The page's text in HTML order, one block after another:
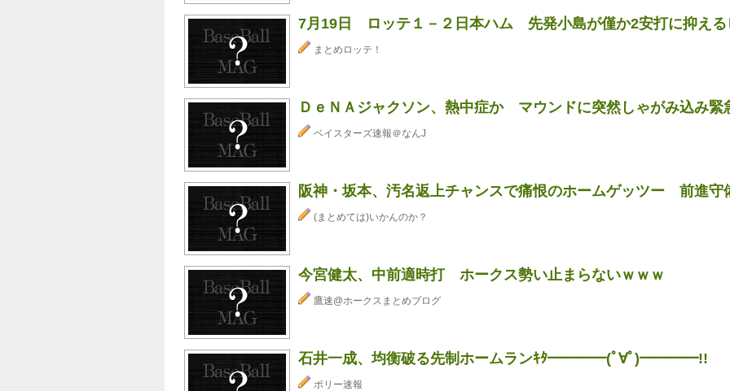
7月19日 ロッテ１－２日本ハム 先発小島が僅か2安打に抑える
まとめロッテ！
ＤｅＮＡジャクソン、熱中症か マウンドに突然しゃがみ込み緊
ベイスターズ速報＠なんJ
阪神・坂本、汚名返上チャンスで痛恨のホームゲッツー 前進守
(まとめては)いかんのか？
今宮健太、中前適時打 ホークス勢い止まらないｗｗｗ
鷹速@ホークスまとめブログ
石井一成、均衡破る先制ホームランｷﾀ━━━━(ﾟ∀ﾟ)━━━━!!
ポリー速報